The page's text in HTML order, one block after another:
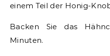
einem Teil der Honig-
Backen Sie das
Minuten.